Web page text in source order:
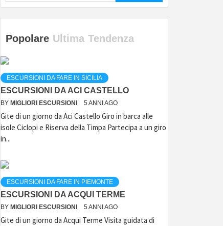
Popolare Ultima Tendenza
ESCURSIONI DA FARE IN SICILIA
ESCURSIONI DA ACI CASTELLO
BY MIGLIORI ESCURSIONI 5 ANNI AGO
Gite di un giorno da Aci Castello Giro in barca alle
isole Ciclopi e Riserva della Timpa Partecipa a un giro
in...
ESCURSIONI DA FARE IN PIEMONTE
ESCURSIONI DA ACQUI TERME
BY MIGLIORI ESCURSIONI 5 ANNI AGO
Gite di un giorno da Acqui Terme Visita guidata di